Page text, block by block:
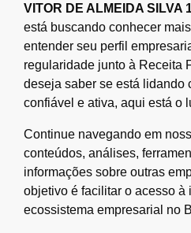
VITOR DE ALMEIDA SILVA
está buscando conhecer
entender seu perfil
regularidade junto à Receita
deseja saber se está lidando
confiável e ativa, aqui está o
Continue navegando em
conteúdos, análises,
informações sobre outras
objetivo é facilitar o acesso à
ecossistema empresarial no